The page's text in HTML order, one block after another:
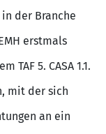
der Branche
erstmals
TAF 5. CASA 1.1.
mit der sich
an ein